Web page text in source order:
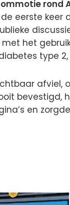
rond
eerste keer
het
type
afviel,
bevestigd,
en